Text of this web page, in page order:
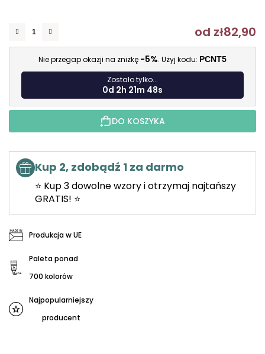
od zł82,90
Nie przegap okazji na zniżkę -5%. Użyj kodu: PCNT5
Zostało tylko...
0d 2h 21m 47s
DO KOSZYKA
Kup 2, zdobądź 1 za darmo
⭐ Kup 3 dowolne wzory i otrzymaj najtańszy
GRATIS! ⭐
Produkcja w UE
Paleta ponad
700 kolorów
Najpopularniejszy
producent